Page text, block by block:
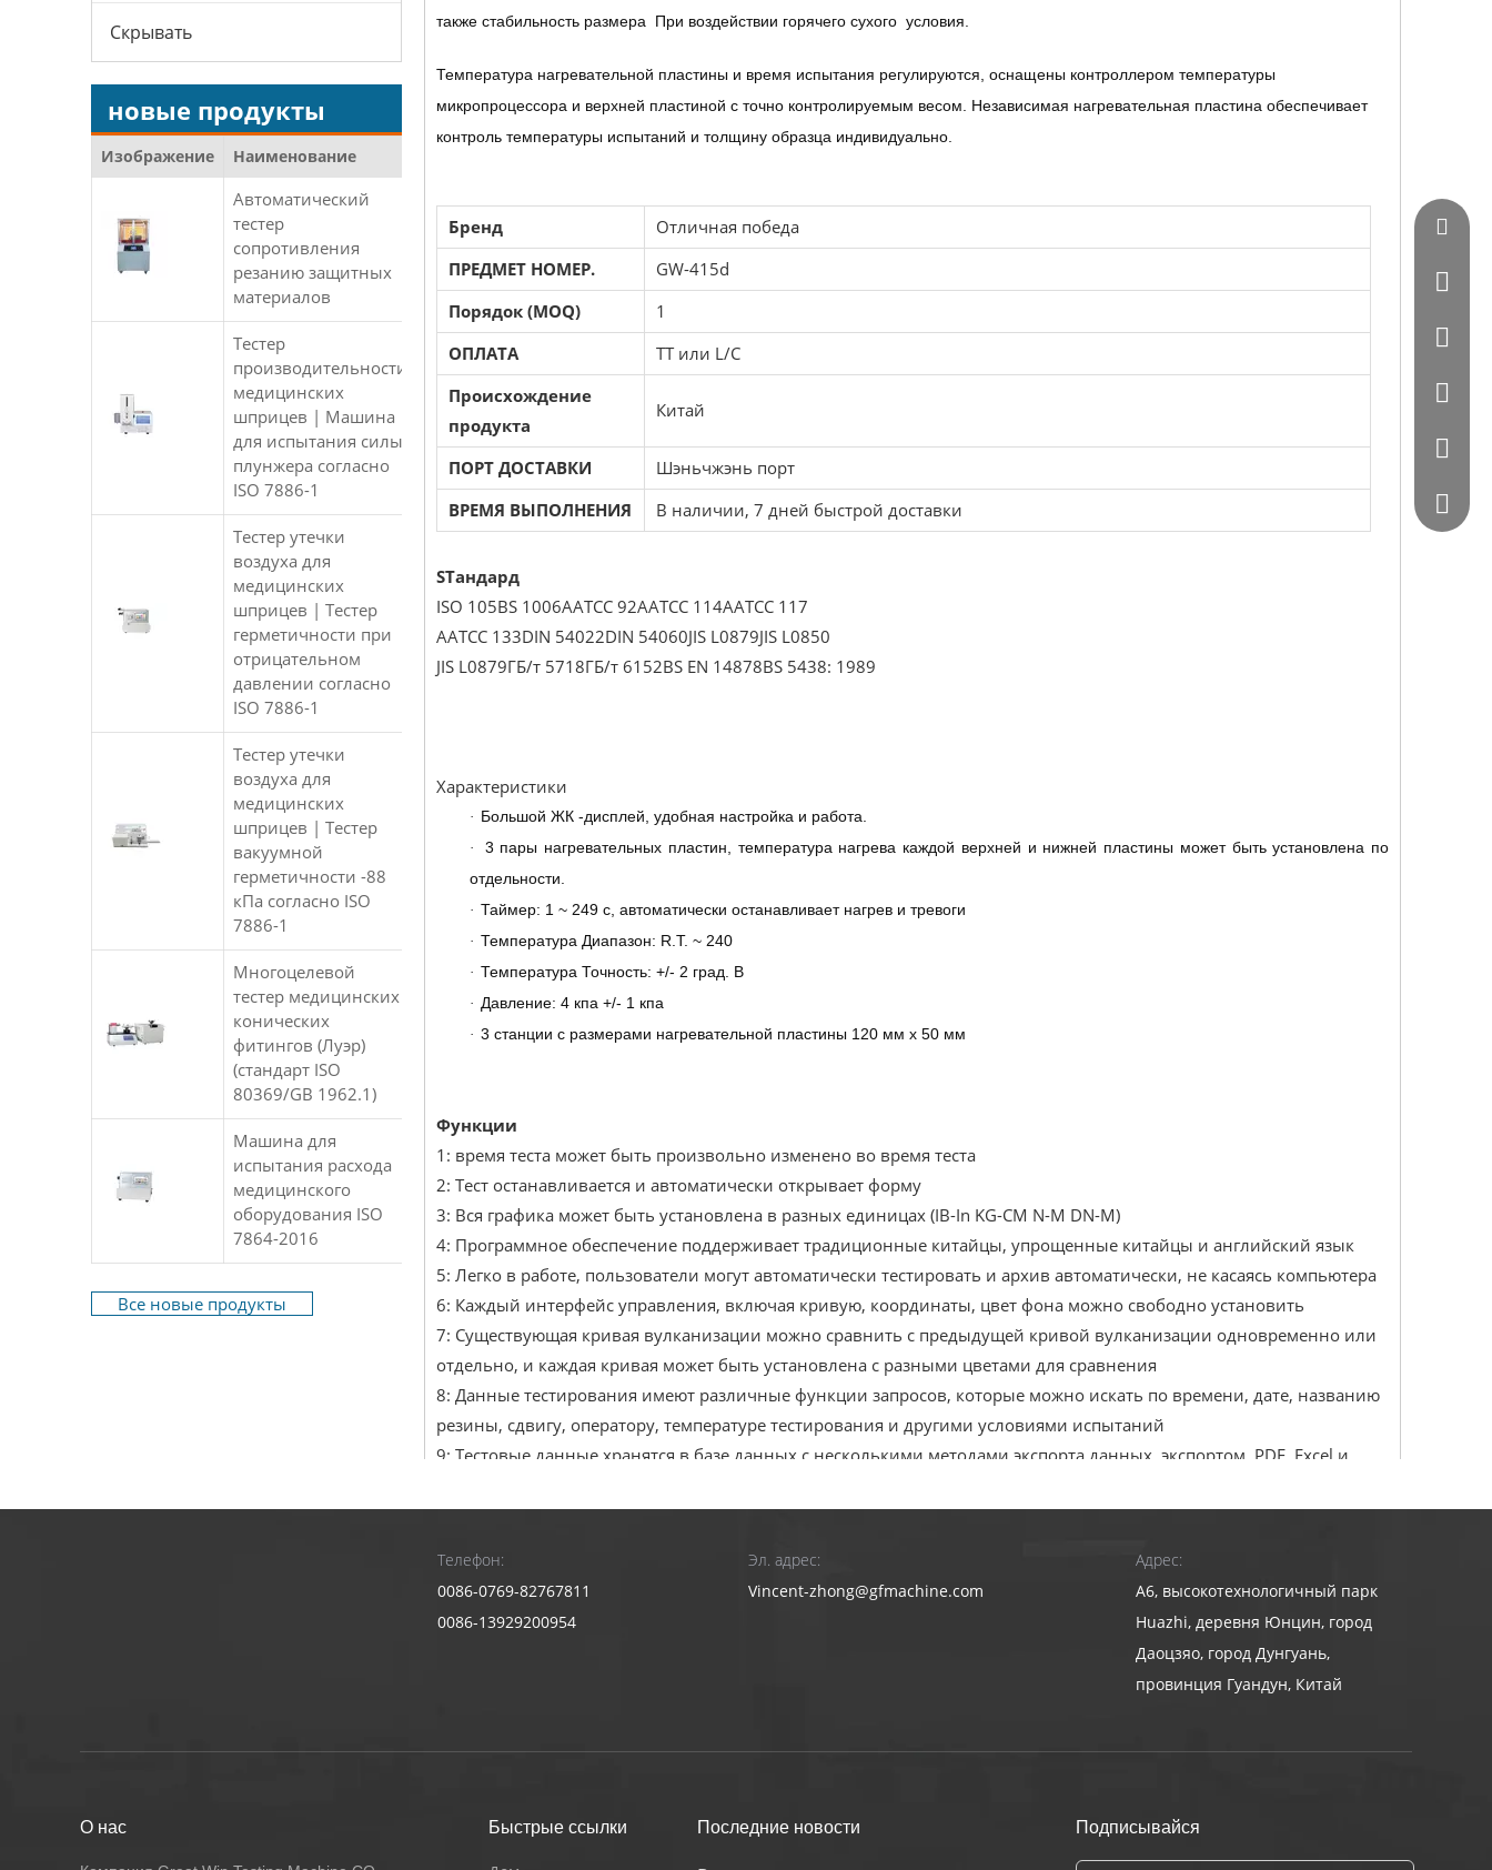
Скрывать
новые продукты
Изображение Наименование
Автоматический
тестер
сопротивления
резанию защитных
материалов
Тестер
производительности
медицинских
шприцев | Машина
для испытания силы
плунжера согласно
ISO 7886-1
Тестер утечки
воздуха для
медицинских
шприцев | Тестер
герметичности при
отрицательном
давлении согласно
ISO 7886-1
Тестер утечки
воздуха для
медицинских
шприцев | Тестер
вакуумной
герметичности -88
кПа согласно ISO
7886-1
Многоцелевой
тестер медицинских
конических
фитингов (Луэр)
(стандарт ISO
80369/GB 1962.1)
Машина для
испытания расхода
медицинского
оборудования ISO
7864-2016
Все новые продукты
также стабильность размера При воздействии горячего сухого условия.
Температура нагревательной пластины и время испытания регулируются, оснащены контроллером температуры
микропроцессора и верхней пластиной с точно контролируемым весом. Независимая нагревательная пластина обеспечивает
контроль температуры испытаний и толщину образца индивидуально.
Бренд
Отличная победа
ПРЕДМЕТ НОМЕР.
GW-415d
Порядок (MOQ)
1
ОПЛАТА
TT или L/C
Происхождение
продукта
Китай
ПОРТ ДОСТАВКИ
Шэньчжэнь порт
ВРЕМЯ ВЫПОЛНЕНИЯ
В наличии, 7 дней быстрой доставки
SТандард
ISO 105BS 1006AATCC 92AATCC 114AATCC 117
AATCC 133DIN 54022DIN 54060JIS L0879JIS L0850
JIS L0879ГБ/т 5718ГБ/т 6152BS EN 14878BS 5438: 1989
Характеристики
· Большой ЖК -дисплей, удобная настройка и работа.
· 3 пары нагревательных пластин, температура нагрева каждой верхней и нижней пластины может быть установлена ​​по
отдельности.
· Таймер: 1 ~ 249 с, автоматически останавливает нагрев и тревоги
· Температура Диапазон: R.T. ~ 240
· Температура Точность: +/- 2 град. В
· Давление: 4 кпа +/- 1 кпа
· 3 станции с размерами нагревательной пластины 120 мм х 50 мм
Функции
1: время теста может быть произвольно изменено во время теста
2: Тест останавливается и автоматически открывает форму
3: Вся графика может быть установлена ​​в разных единицах (IB-In KG-CM N-M DN-M)
4: Программное обеспечение поддерживает традиционные китайцы, упрощенные китайцы и английский язык
5: Легко в работе, пользователи могут автоматически тестировать и архив автоматически, не касаясь компьютера
6: Каждый интерфейс управления, включая кривую, координаты, цвет фона можно свободно установить
7: Существующая кривая вулканизации можно сравнить с предыдущей кривой вулканизации одновременно или
отдельно, и каждая кривая может быть установлена ​​с разными цветами для сравнения
8: Данные тестирования имеют различные функции запросов, которые можно искать по времени, дате, названию
резины, сдвигу, оператору, температуре тестирования и другими условиями испытаний
9: Тестовые данные хранятся в базе данных с несколькими методами экспорта данных, экспортом, PDF, Excel и
10: С квалифицированным значением верхнего и нижнего предела в отчете «Настройка» программное
11: может печатать все виды графики в отчете одновременно
12: Программное и аппаратное автоматическое обнаружение, удобная для технического обслуживания и ремонта
13: Количество выборки данных высокое, и никаких важных данных не будет пропущено.
14: Система управления температурой высокой устойчивости для обеспечения стабильности и скорости
угол сдвига, чтобы обеспечить точность теста
плесени измеряет крутящий момент, а значение крутящего момента является точным и стабильным
Телефон:
0086-0769-82767811
0086-13929200954
Эл. адрес:
Vincent-zhong@gfmachine.com
Адрес:
A6, высокотехнологичный парк
Huazhi, деревня Юнцин, город
Даоцзяо, город Дунгуань,
провинция Гуандун, Китай
О нас Быстрые ссылки Последние новости Подписывайся